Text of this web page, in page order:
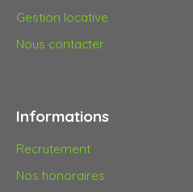
Gestion locative
Nous contacter
Informations
Recrutement
Nos honoraires